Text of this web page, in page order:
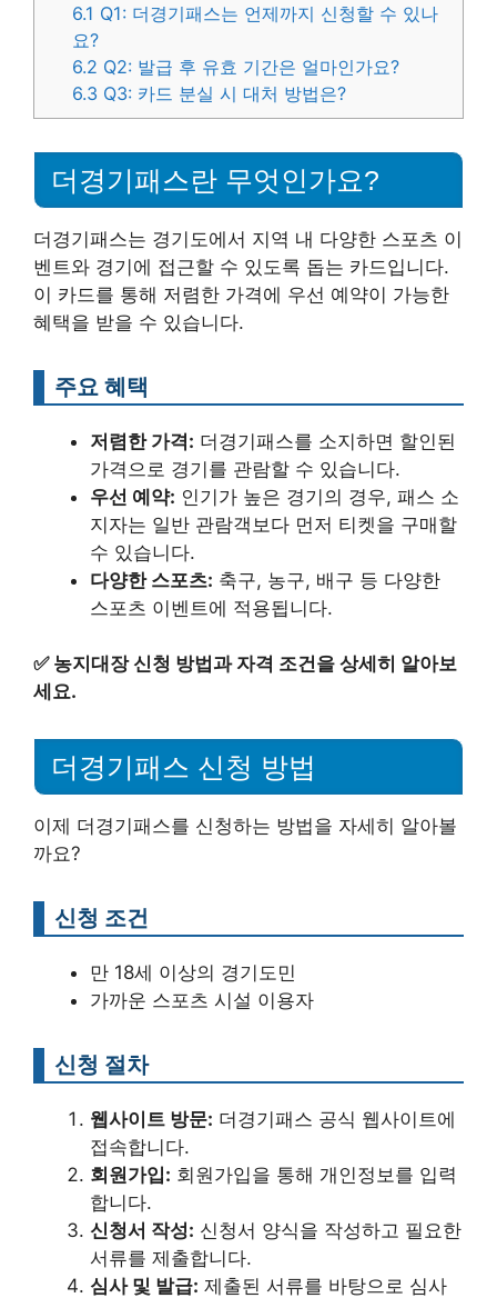
6.1 Q1: 더경기패스는 언제까지 신청할 수 있나
요?
6.2 Q2: 발급 후 유효 기간은 얼마인가요?
6.3 Q3: 카드 분실 시 대처 방법은?
더경기패스란 무엇인가요?
더경기패스는 경기도에서 지역 내 다양한 스포츠 이
벤트와 경기에 접근할 수 있도록 돕는 카드입니다.
이 카드를 통해 저렴한 가격에 우선 예약이 가능한
혜택을 받을 수 있습니다.
주요 혜택
저렴한 가격: 더경기패스를 소지하면 할인된
가격으로 경기를 관람할 수 있습니다.
우선 예약: 인기가 높은 경기의 경우, 패스 소
지자는 일반 관람객보다 먼저 티켓을 구매할
수 있습니다.
다양한 스포츠: 축구, 농구, 배구 등 다양한
스포츠 이벤트에 적용됩니다.
✅ 농지대장 신청 방법과 자격 조건을 상세히 알아보
세요.
더경기패스 신청 방법
이제 더경기패스를 신청하는 방법을 자세히 알아볼
까요?
신청 조건
만 18세 이상의 경기도민
가까운 스포츠 시설 이용자
신청 절차
웹사이트 방문: 더경기패스 공식 웹사이트에
접속합니다.
회원가입: 회원가입을 통해 개인정보를 입력
합니다.
신청서 작성: 신청서 양식을 작성하고 필요한
서류를 제출합니다.
심사 및 발급: 제출된 서류를 바탕으로 심사